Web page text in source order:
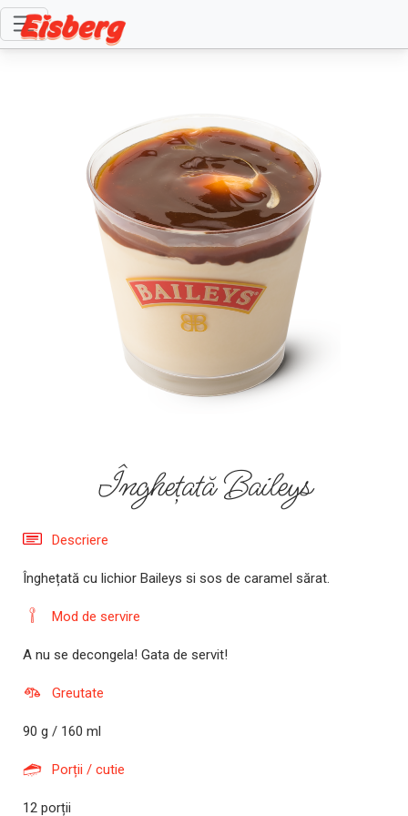
Înghețată Baileys
Descriere
Înghețată cu lichior Baileys si sos de caramel sărat.
Mod de servire
A nu se decongela! Gata de servit!
Greutate
90 g / 160 ml
Porții / cutie
12 porții